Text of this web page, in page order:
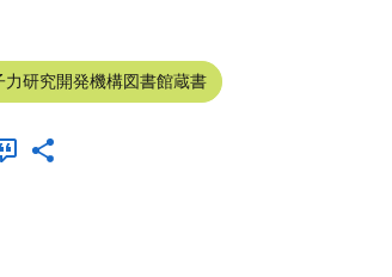
力研究開発機構図書館蔵書